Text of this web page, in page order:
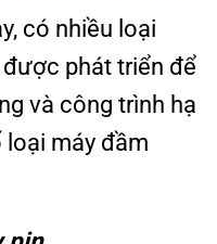
có nhiều loại
phát triển để
và công trình hạ
máy đầm